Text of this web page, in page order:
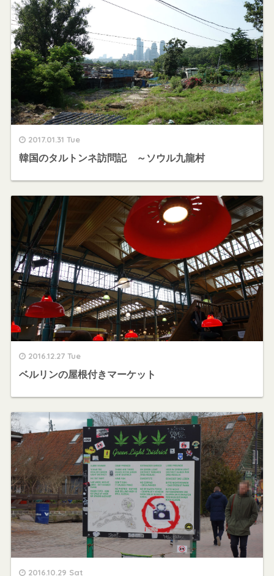
2017.01.31 Tue
韓国のタルトンネ訪問記 ～ソウル九龍村
2016.12.27 Tue
ベルリンの屋根付きマーケット
2016.10.29 Sat